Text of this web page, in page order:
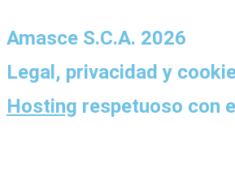
Amasce S.C.A. 2026
Legal, privacidad y
Hosting respetuoso con